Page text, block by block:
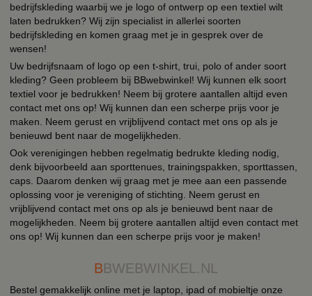
bedrijfskleding waarbij we je logo of ontwerp op een textiel wilt
laten bedrukken? Wij zijn specialist in allerlei soorten
bedrijfskleding en komen graag met je in gesprek over de
wensen!
Uw bedrijfsnaam of logo op een t-shirt, trui, polo of ander soort
kleding? Geen probleem bij BBwebwinkel! Wij kunnen elk soort
textiel voor je bedrukken! Neem bij grotere aantallen altijd even
contact met ons op! Wij kunnen dan een scherpe prijs voor je
maken. Neem gerust en vrijblijvend contact met ons op als je
benieuwd bent naar de mogelijkheden.
Ook verenigingen hebben regelmatig bedrukte kleding nodig,
denk bijvoorbeeld aan sporttenues, trainingspakken, sporttassen,
caps. Daarom denken wij graag met je mee aan een passende
oplossing voor je vereniging of stichting. Neem gerust en
vrijblijvend contact met ons op als je benieuwd bent naar de
mogelijkheden. Neem bij grotere aantallen altijd even contact met
ons op! Wij kunnen dan een scherpe prijs voor je maken!
BBWEBWINKEL.NL
Bestel gemakkelijk online met je laptop, ipad of mobieltje onze